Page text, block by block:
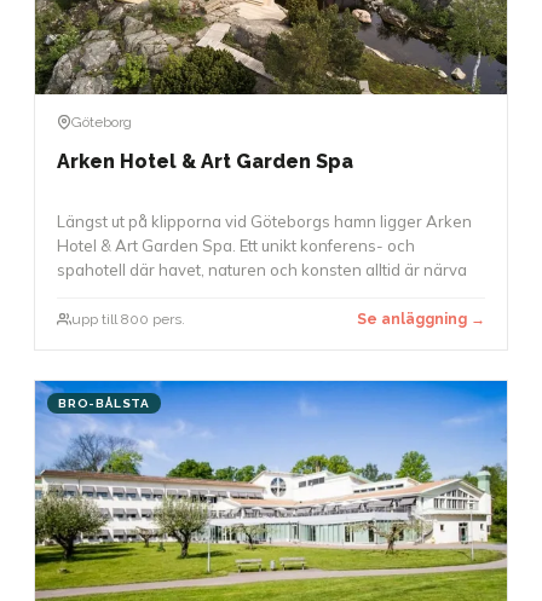
Göteborg
Arken Hotel & Art Garden Spa
Längst ut på klipporna vid Göteborgs hamn ligger Arken
Hotel & Art Garden Spa. Ett unikt konferens- och
spahotell där havet, naturen och konsten alltid är närva
upp till 800 pers. Se anläggning →
BRO-BÅLSTA